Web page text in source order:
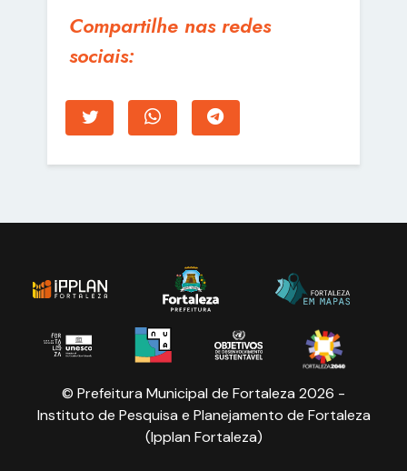
Compartilhe nas redes
sociais:
© Prefeitura Municipal de Fortaleza 2026 -
Instituto de Pesquisa e Planejamento de Fortaleza
(Ipplan Fortaleza)